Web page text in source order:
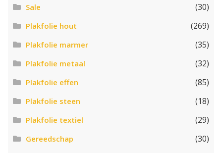
Sale (30)
Plakfolie hout (269)
Plakfolie marmer (35)
Plakfolie metaal (32)
Plakfolie effen (85)
Plakfolie steen (18)
Plakfolie textiel (29)
Gereedschap (30)